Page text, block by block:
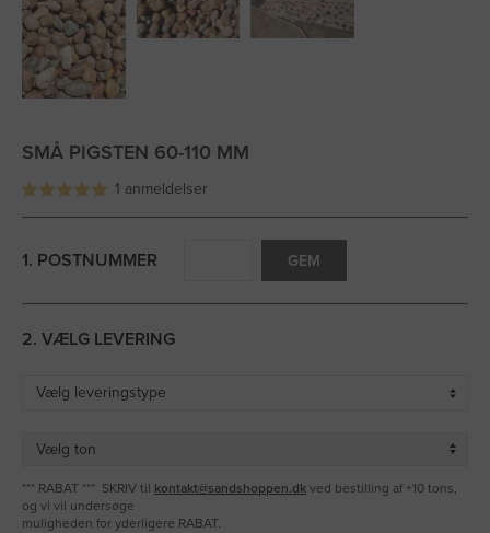
SMÅ PIGSTEN 60-110 MM
1 anmeldelser
1. POSTNUMMER GEM
2. VÆLG LEVERING
*** RABAT *** SKRIV til kontakt@sandshoppen.dk ved bestilling af +10 tons,
og vi vil undersøge
muligheden for yderligere RABAT.